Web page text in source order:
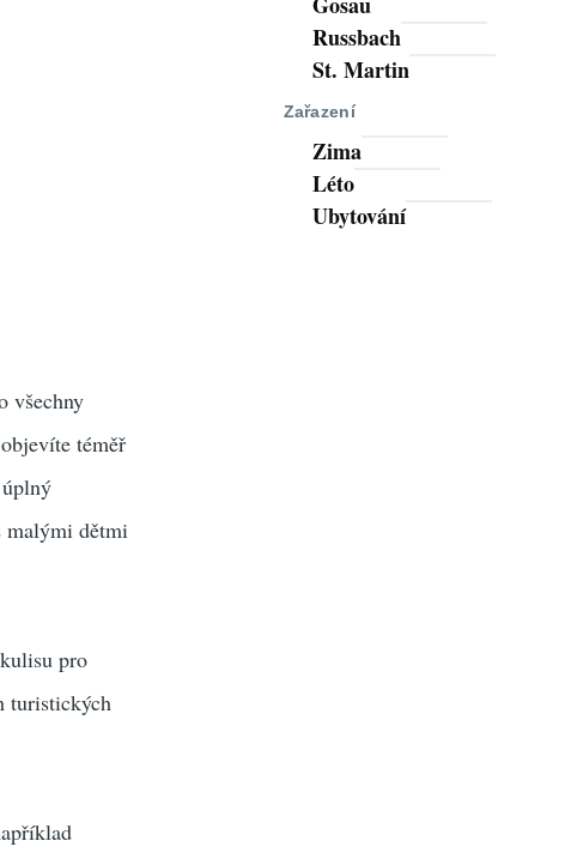
všechny
téměř
malými dětmi
pro
turistických
Russbach
St. Martin
Zařazení
Zima
Léto
Ubytování